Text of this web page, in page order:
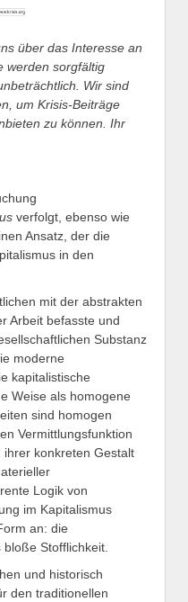
über das Interesse an
werden sorgfältig
Wir sind
um Krisis-Beiträge
zu können. Ihr
verfolgt, ebenso wie
Ansatz, der die
in den
mit der abstrakten
Arbeit befasste und
Substanz
moderne
kapitalistische
Weise als homogene
sind homogen
Vermittlungsfunktion
ihrer konkreten Gestalt
Logik von
im Kapitalismus
an: die
Stofflichkeit.
und historisch
den traditionellen